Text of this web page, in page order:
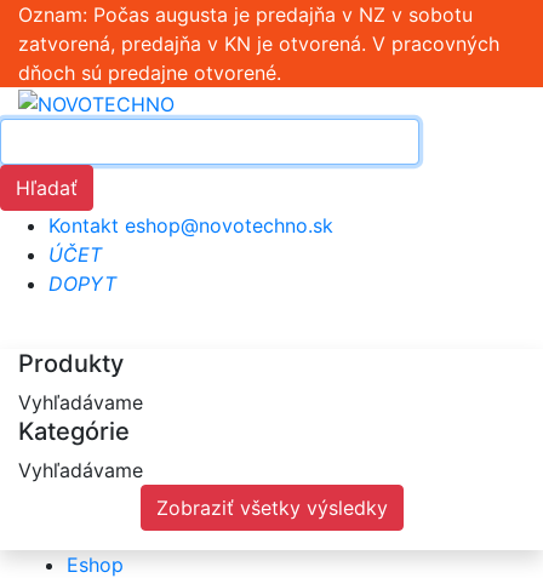
Oznam: Počas augusta je predajňa v NZ v sobotu
zatvorená, predajňa v KN je otvorená. V pracovných
dňoch sú predajne otvorené.
Hľadať
Kontakt eshop@novotechno.sk
ÚČET
DOPYT
Produkty
Vyhľadávame
Kategórie
Vyhľadávame
Zobraziť všetky výsledky
Eshop